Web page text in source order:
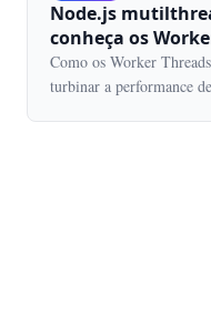
Node.js
conheça os
Como os Worker
turbinar a performance